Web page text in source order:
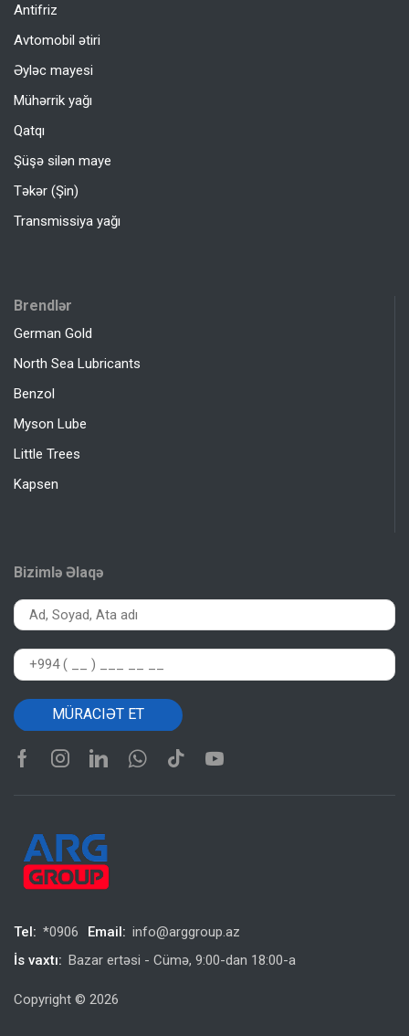
Antifriz
Avtomobil ətiri
Əyləc mayesi
Mühərrik yağı
Qatqı
Şüşə silən maye
Təkər (Şin)
Transmissiya yağı
Brendlər
German Gold
North Sea Lubricants
Benzol
Myson Lube
Little Trees
Kapsen
Bizimlə Əlaqə
Tel: *0906 Email: info@arggroup.az
İs vaxtı: Bazar ertəsi - Cümə, 9:00-dan 18:00-a
Copyright © 2026